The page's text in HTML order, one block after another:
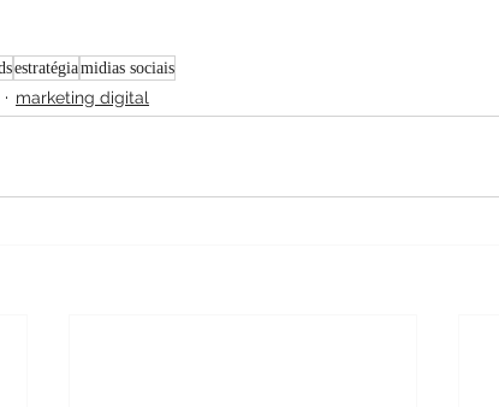
estratégiamidias sociais
marketing digital